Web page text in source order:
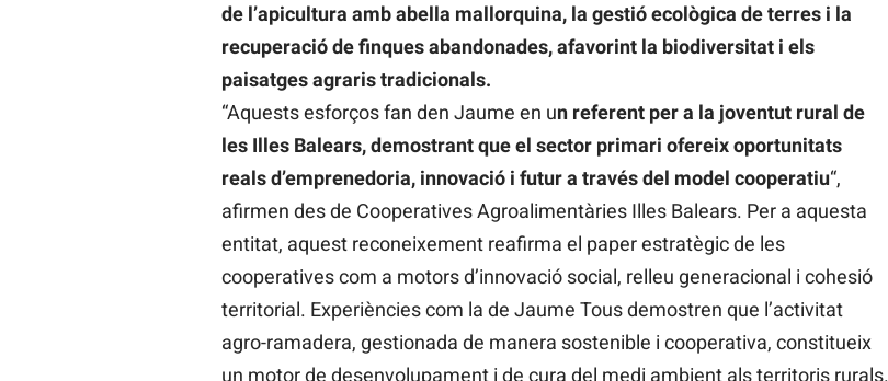
de l’apicultura amb abella mallorquina, la gestió ecològica de terres i la
recuperació de finques abandonades, afavorint la biodiversitat i els
paisatges agraris tradicionals.
“Aquests esforços fan den Jaume en un referent per a la joventut rural de
les Illes Balears, demostrant que el sector primari ofereix oportunitats
reals d’emprenedoria, innovació i futur a través del model cooperatiu“,
afirmen des de Cooperatives Agroalimentàries Illes Balears. Per a aquesta
entitat, aquest reconeixement reafirma el paper estratègic de les
cooperatives com a motors d’innovació social, relleu generacional i cohesió
territorial. Experiències com la de Jaume Tous demostren que l’activitat
agro-ramadera, gestionada de manera sostenible i cooperativa, constitueix
un motor de desenvolupament i de cura del medi ambient als territoris rurals.